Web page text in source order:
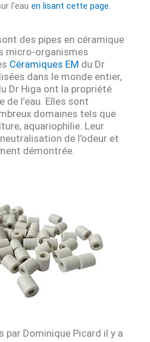
l’eau en lisant cette page.
des pipes en céramique
micro-organismes
Céramiques EM du Dr
dans le monde entier,
Dr Higa ont la propriété
de l’eau. Elles sont
domaines tels que
aquariophilie. Leur
de l’odeur et
démontrée.
par Dominique Picard il y a